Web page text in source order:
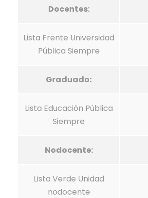
Docentes:
Lista Frente Universidad
Pública Siempre
Graduado:
Lista Educación Pública
Siempre
Nodocente:
Lista Verde Unidad
nodocente